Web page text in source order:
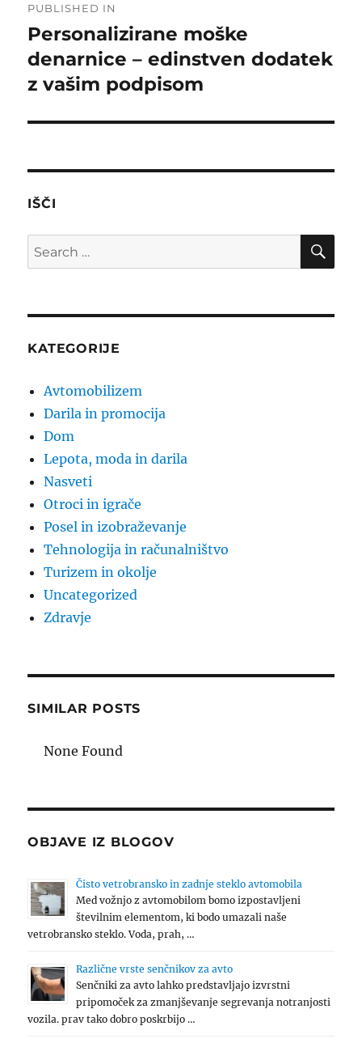
navigation
PUBLISHED IN
Personalizirane moške
denarnice – edinstven dodatek
z vašim podpisom
IŠČI
Search
for:
KATEGORIJE
Avtomobilizem
Darila in promocija
Dom
Lepota, moda in darila
Nasveti
Otroci in igrače
Posel in izobraževanje
Tehnologija in računalništvo
Turizem in okolje
Uncategorized
Zdravje
SIMILAR POSTS
None Found
OBJAVE IZ BLOGOV
Čisto vetrobransko in zadnje steklo avtomobila
Med vožnjo z avtomobilom bomo izpostavljeni
številnim elementom, ki bodo umazali naše
vetrobransko steklo. Voda, prah, …
Različne vrste senčnikov za avto
Senčniki za avto lahko predstavljajo izvrstni
pripomoček za zmanjševanje segrevanja notranjosti
vozila. prav tako dobro poskrbijo …